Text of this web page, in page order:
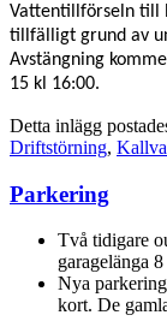
Vattentillförseln till
tillfälligt grund av
Avstängning
15 kl 16:00.
Detta inlägg
Driftstörning,
Parkering
Två tidigare
garagelänga
Nya
kort. De